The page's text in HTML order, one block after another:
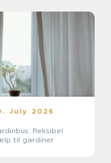
July 2026
fleksibel
til gardiner